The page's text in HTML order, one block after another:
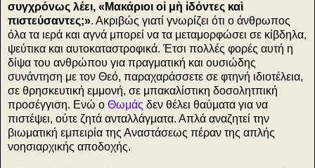
συγχρόνως λέει, «Μακάριοι οἱ μὴ ἰδόντες καὶ
πιστεύσαντες;». Ακριβώς γιατί γνωρίζει ότι ο άνθρωπος
όλα τα ιερά και αγνά μπορεί να τα μεταμορφώσει σε κίβδηλα,
ψεύτικα και αυτοκαταστροφικά. Έτσι πολλές φορές αυτή η
δίψα του ανθρώπου για πραγματική και ουσιώδης
συνάντηση με τον Θεό, παραχαράσσετε σε φτηνή ιδιοτέλεια,
σε θρησκευτική εμμονή, σε μπακαλίστικη δοσολητπική
προσέγγιση. Ενώ ο Θωμάς δεν θέλει θαύματα για να
πιστέψει, ούτε ζητά ανταλλάγματα. Απλά αναζητεί την
βιωματική εμπειρία της Αναστάσεως πέραν της απλής
νοησιαρχικής αποδοχής.